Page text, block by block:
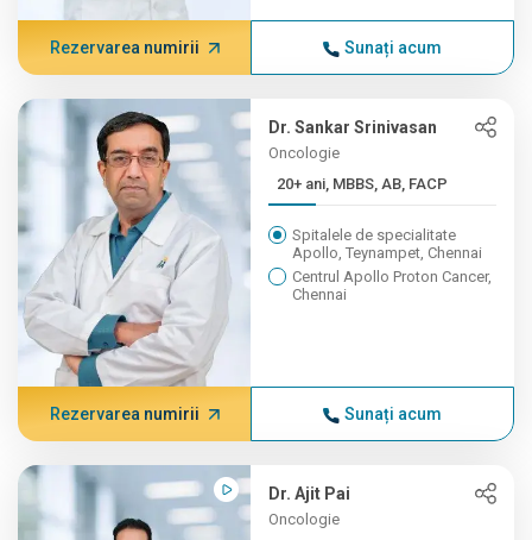
Rezervarea numirii Sunați acum
Dr. Sankar Srinivasan
Oncologie
20+ ani, MBBS, AB, FACP
Spitalele de specialitate
Apollo, Teynampet, Chennai
Centrul Apollo Proton Cancer,
Chennai
Rezervarea numirii Sunați acum
Dr. Ajit Pai
Oncologie